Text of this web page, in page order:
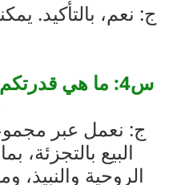
ج: نعم، بالتأكيد.
س4: ما هي
ج: نعمل عبر
البيع
الروحية